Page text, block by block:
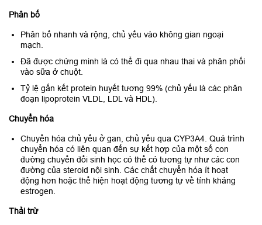
Phân bố
Phân bố nhanh và rộng, chủ yếu vào không gian ngoại
mạch.
Đã được chứng minh là có thể đi qua nhau thai và phân phối
vào sữa ở chuột.
Tỷ lệ gắn kết protein huyết tương 99% (chủ yếu là các phân
đoạn lipoprotein VLDL, LDL và HDL).
Chuyển hóa
Chuyển hóa chủ yếu ở gan, chủ yếu qua CYP3A4. Quá trình
chuyển hóa có liên quan đến sự kết hợp của một số con
đường chuyển đổi sinh học có thể có tương tự như các con
đường của steroid nội sinh. Các chất chuyển hóa ít hoạt
động hơn hoặc thể hiện hoạt động tương tự về tính kháng
estrogen.
Thải trừ